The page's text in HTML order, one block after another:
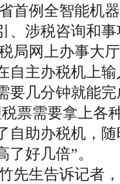
首例全智能机
、涉税咨询和
局网上办事大
自主办税机上
要几分钟就能
票需要拿上各
自助办税机，
好几倍”。
先生告诉记者